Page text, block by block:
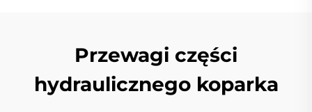
Przewagi części
hydraulicznego koparka